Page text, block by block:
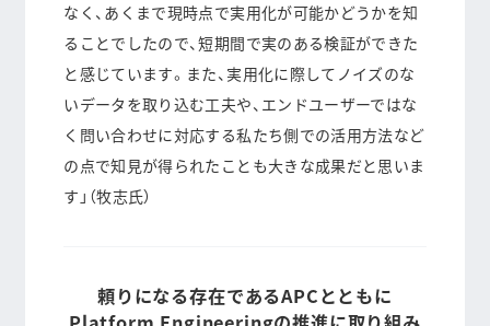
なく、あくまで現時点で実用化が可能かどうかを知
ることでしたので、短期間で実のある検証ができた
と感じています。また、実用化に際してノイズのな
いデータを取り込む工夫や、エンドユーザーではな
く問い合わせに対応する私たち側での活用方法など
の点で知見が得られたことも大きな成果だと思いま
す」（牧志氏）
頼りになる存在であるAPCとともに